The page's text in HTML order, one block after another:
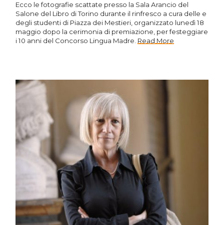
Ecco le fotografie scattate presso la Sala Arancio del
Salone del Libro di Torino durante il rinfresco a cura delle e
degli studenti di Piazza dei Mestieri, organizzato lunedì 18
maggio dopo la cerimonia di premiazione, per festeggiare
i 10 anni del Concorso Lingua Madre. Read More